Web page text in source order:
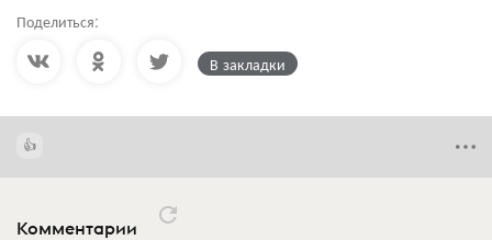
Поделиться:
В закладки
Комментарии